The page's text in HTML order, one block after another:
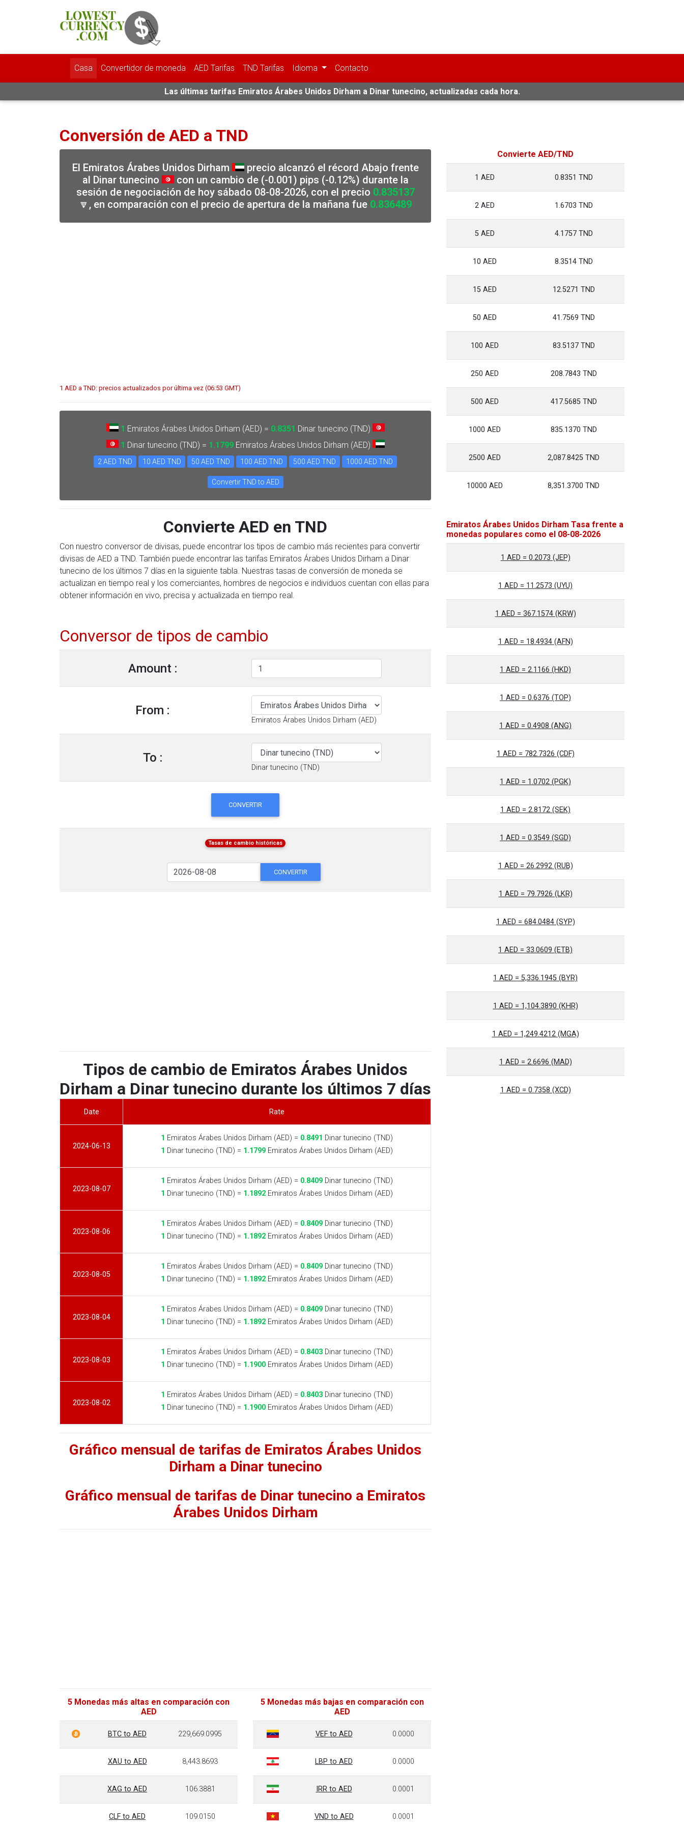
Casa Convertidor de moneda AED Tarifas TND Tarifas Idioma Contacto
Las últimas tarifas Emiratos Árabes Unidos Dirham a Dinar tunecino, actualizadas cada hora.
Conversión de AED a TND
El Emiratos Árabes Unidos Dirham
precio alcanzó el récord Abajo frente
al Dinar tunecino
con un cambio de (-0.001) pips (-0.12%) durante la
sesión de negociación de hoy sábado 08-08-2026, con el precio 0.835137
🔽, en comparación con el precio de apertura de la mañana fue 0.836489
1 AED a TND: precios actualizados por última vez (06:53 GMT)
1 Emiratos Árabes Unidos Dirham (AED) = 0.8351 Dinar tunecino (TND)
1 Dinar tunecino (TND) = 1.1799Emiratos Árabes Unidos Dirham (AED)
2 AED TND 10 AED TND 50 AED TND 100 AED TND 500 AED TND 1000 AED TND
Convertir TND to AED
Convierte AED en TND
Con nuestro conversor de divisas, puede encontrar los tipos de cambio más recientes para convertir
divisas de AED a TND. También puede encontrar las tarifas Emiratos Árabes Unidos Dirham a Dinar
tunecino de los últimos 7 días en la siguiente tabla. Nuestras tasas de conversión de moneda se
actualizan en tiempo real y los comerciantes, hombres de negocios e individuos cuentan con ellas para
obtener información en vivo, precisa y actualizada en tiempo real.
Conversor de tipos de cambio
Amount :
From :
Emiratos Árabes Unidos Dirham (AED)
To :
Dinar tunecino (TND)
CONVERTIR
Tasas de cambio históricas
CONVERTIR
Tipos de cambio de Emiratos Árabes Unidos
Dirham a Dinar tunecino durante los últimos 7 días
Date Rate
2024-06-13
1 Emiratos Árabes Unidos Dirham (AED) = 0.8491 Dinar tunecino (TND)
1 Dinar tunecino (TND) = 1.1799 Emiratos Árabes Unidos Dirham (AED)
2023-08-07
1 Emiratos Árabes Unidos Dirham (AED) = 0.8409 Dinar tunecino (TND)
1 Dinar tunecino (TND) = 1.1892 Emiratos Árabes Unidos Dirham (AED)
2023-08-06
1 Emiratos Árabes Unidos Dirham (AED) = 0.8409 Dinar tunecino (TND)
1 Dinar tunecino (TND) = 1.1892 Emiratos Árabes Unidos Dirham (AED)
2023-08-05
1 Emiratos Árabes Unidos Dirham (AED) = 0.8409 Dinar tunecino (TND)
1 Dinar tunecino (TND) = 1.1892 Emiratos Árabes Unidos Dirham (AED)
2023-08-04
1 Emiratos Árabes Unidos Dirham (AED) = 0.8409 Dinar tunecino (TND)
1 Dinar tunecino (TND) = 1.1892 Emiratos Árabes Unidos Dirham (AED)
2023-08-03
1 Emiratos Árabes Unidos Dirham (AED) = 0.8403 Dinar tunecino (TND)
1 Dinar tunecino (TND) = 1.1900 Emiratos Árabes Unidos Dirham (AED)
2023-08-02
1 Emiratos Árabes Unidos Dirham (AED) = 0.8403 Dinar tunecino (TND)
1 Dinar tunecino (TND) = 1.1900 Emiratos Árabes Unidos Dirham (AED)
Gráfico mensual de tarifas de Emiratos Árabes Unidos
Dirham a Dinar tunecino
Gráfico mensual de tarifas de Dinar tunecino a Emiratos
Árabes Unidos Dirham
5 Monedas más altas en comparación con
AED
BTC to AED 229,669.0995
XAU to AED 8,443.8693
XAG to AED 106.3881
CLF to AED 109.0150
5 Monedas más bajas en comparación con
AED
VEF to AED 0.0000
LBP to AED 0.0000
IRR to AED 0.0001
VND to AED 0.0001
Convierte AED/TND
1 AED 0.8351 TND
2 AED 1.6703 TND
5 AED 4.1757 TND
10 AED 8.3514 TND
15 AED 12.5271 TND
50 AED 41.7569 TND
100 AED 83.5137 TND
250 AED 208.7843 TND
500 AED 417.5685 TND
1000 AED 835.1370 TND
2500 AED 2,087.8425 TND
10000 AED 8,351.3700 TND
Emiratos Árabes Unidos Dirham Tasa frente a
monedas populares como el 08-08-2026
1 AED = 0.2073 (JEP)
1 AED = 11.2573 (UYU)
1 AED = 367.1574 (KRW)
1 AED = 18.4934 (AFN)
1 AED = 2.1166 (HKD)
1 AED = 0.6376 (TOP)
1 AED = 0.4908 (ANG)
1 AED = 782.7326 (CDF)
1 AED = 1.0702 (PGK)
1 AED = 2.8172 (SEK)
1 AED = 0.3549 (SGD)
1 AED = 26.2992 (RUB)
1 AED = 79.7926 (LKR)
1 AED = 684.0484 (SYP)
1 AED = 33.0609 (ETB)
1 AED = 5,336.1945 (BYR)
1 AED = 1,104.3890 (KHR)
1 AED = 1,249.4212 (MGA)
1 AED = 2.6696 (MAD)
1 AED = 0.7358 (XCD)